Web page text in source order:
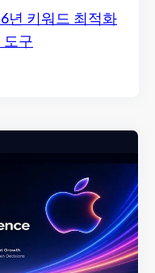
년 키워드 최적화
도구